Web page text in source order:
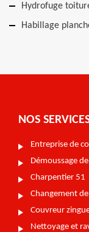
Hydrofuge
Habillage
NOS
Entreprise de
Démoussage
Charpentier 51
Changement
Couvreur
Nettoyage et